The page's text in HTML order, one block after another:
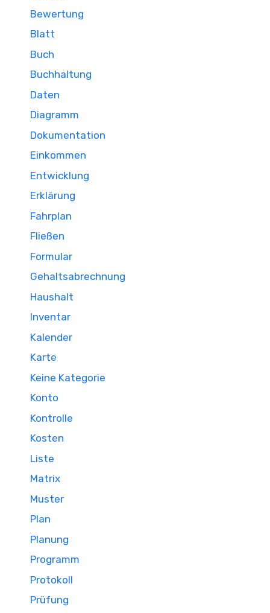
Bewertung
Blatt
Buch
Buchhaltung
Daten
Diagramm
Dokumentation
Einkommen
Entwicklung
Erklärung
Fahrplan
Fließen
Formular
Gehaltsabrechnung
Haushalt
Inventar
Kalender
Karte
Keine Kategorie
Konto
Kontrolle
Kosten
Liste
Matrix
Muster
Plan
Planung
Programm
Protokoll
Prüfung